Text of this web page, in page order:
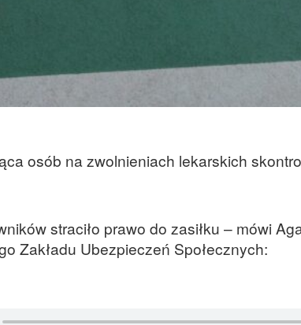
osób na zwolnieniach lekarskich
straciło prawo do zasiłku – mówi
Zakładu Ubezpieczeń Społecznych: